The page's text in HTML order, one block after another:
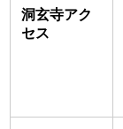
洞玄寺アク
セス